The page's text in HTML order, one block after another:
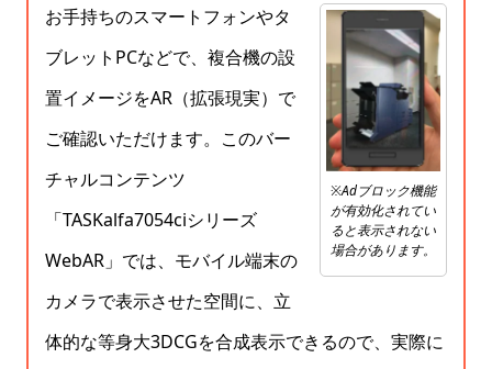
※Adブロック機能
が有効化されてい
ると表示されない
場合があります。
お手持ちのスマートフォンやタ
ブレットPCなどで、複合機の設
置イメージをAR（拡張現実）で
ご確認いただけます。このバー
チャルコンテンツ
「TASKalfa7054ciシリーズ
WebAR」では、モバイル端末の
カメラで表示させた空間に、立
体的な等身大3DCGを合成表示できるので、実際に